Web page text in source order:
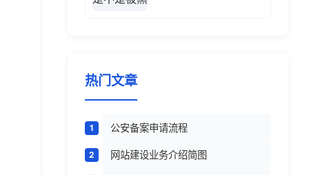
热门文章
公安备案申请流程
网站建设业务介绍简图